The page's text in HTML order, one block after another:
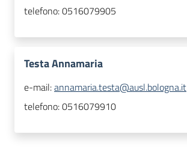
telefono:0516079905
Testa Annamaria
e-mail:annamaria.testa@ausl.bologna.it
telefono:0516079910